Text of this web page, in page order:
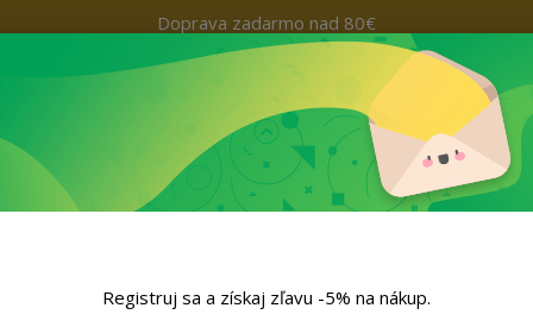
Doprava zadarmo nad 80€
Registruj sa a získaj zľavu -5% na nákup.